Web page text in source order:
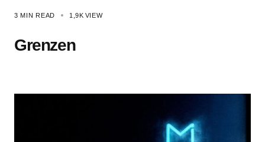
3 MIN READ 1,9K VIEW
Grenzen